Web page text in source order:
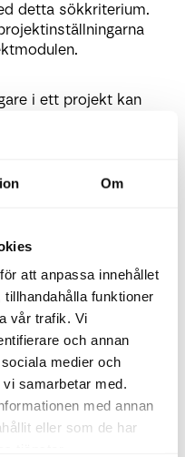
Om
att anpassa innehållet
funktioner
vår trafik. Vi
och annan
medier och
samarbetar med.
med annan
eller som de har
detta sökkriterium.
i ett projekt kan
kommer resultaten
att notera att
Projekttyper
Egenskaper.
för ett projekt,
hitta projektet
Typerna hanteras i
startsidan för